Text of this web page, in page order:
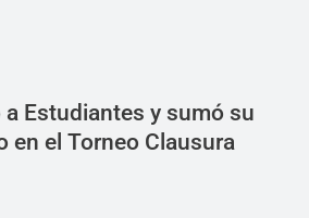
Estudiantes y sumó su
en el Torneo Clausura